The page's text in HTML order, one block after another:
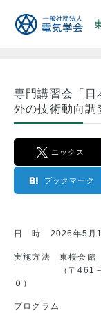
専門講習会「日
外の技術動向調
エックス
ブックマーク
日 時 2026年5月
実施方法 東桜会館
（〒461－0005
０）
プログラム